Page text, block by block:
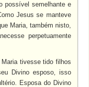
possível semelhante e
Jesus se manteve
Maria, também nisto,
perpetuamente
tivesse tido filhos
Divino esposo, isso
Esposa do Divino